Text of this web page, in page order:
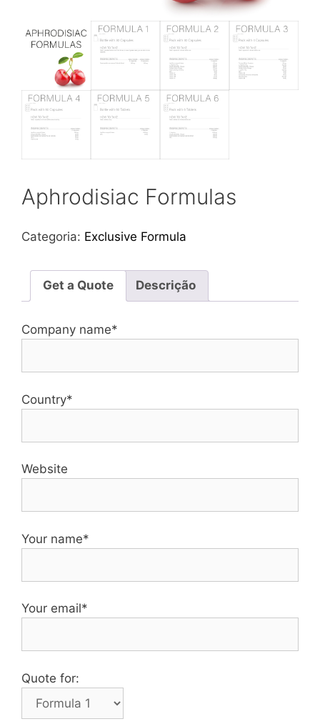
Aphrodisiac Formulas
Categoria: Exclusive Formula
Get a Quote Descrição
Company name*
Country*
Website
Your name*
Your email*
Quote for: